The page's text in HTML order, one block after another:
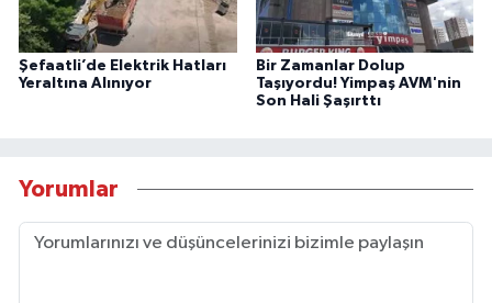
Şefaatli’de Elektrik Hatları
Yeraltına Alınıyor
Bir Zamanlar Dolup
Taşıyordu! Yimpaş AVM'nin
Son Hali Şaşırttı
Yorumlar